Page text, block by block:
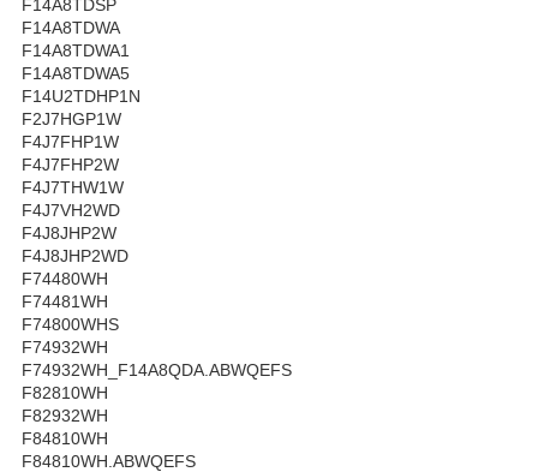
F14A8TDSP
F14A8TDWA
F14A8TDWA1
F14A8TDWA5
F14U2TDHP1N
F2J7HGP1W
F4J7FHP1W
F4J7FHP2W
F4J7THW1W
F4J7VH2WD
F4J8JHP2W
F4J8JHP2WD
F74480WH
F74481WH
F74800WHS
F74932WH
F74932WH_F14A8QDA.ABWQEFS
F82810WH
F82932WH
F84810WH
F84810WH.ABWQEFS